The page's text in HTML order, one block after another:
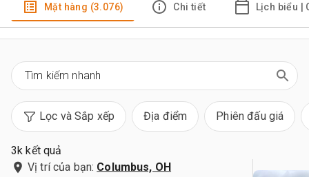
Mặt hàng (3.076) Chi tiết Lịch biểu |
Lọc và Sắp xếp Địa điểm Phiên đấu giá
3k kết quả
Vị trí của bạn: Columbus, OH